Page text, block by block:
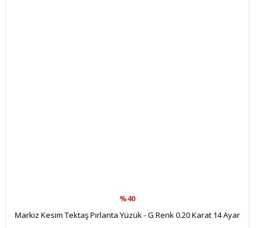
%40
Markiz Kesim Tektaş Pırlanta Yüzük - G Renk 0.20 Karat 14 Ayar